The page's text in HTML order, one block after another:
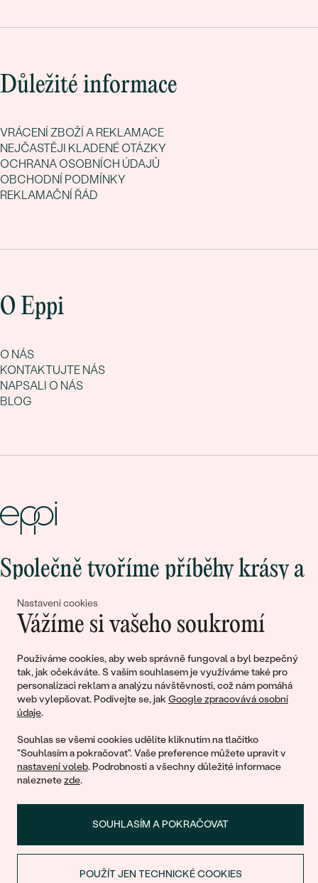
Nastavení cookies
Vážíme si vašeho soukromí
Používáme cookies, aby web správně fungoval a byl bezpečný
tak, jak očekáváte. S vaším souhlasem je využíváme také pro
personalizaci reklam a analýzu návštěvnosti, což nám pomáhá
web vylepšovat. Podívejte se, jak Google zpracovává osobní
údaje.
Souhlas se všemi cookies udělíte kliknutím na tlačítko
"Souhlasím a pokračovat". Vaše preference můžete upravit v
nastavení voleb. Podrobnosti a všechny důležité informace
naleznetezde.
SOUHLASÍM A POKRAČOVAT
POUŽÍT JEN TECHNICKÉ COOKIES
Důležité informace
VRÁCENÍ ZBOŽÍ A REKLAMACE
NEJČASTĚJI KLADENÉ OTÁZKY
OCHRANA OSOBNÍCH ÚDAJŮ
OBCHODNÍ PODMÍNKY
REKLAMAČNÍ ŘÁD
O Eppi
O NÁS
KONTAKTUJTE NÁS
NAPSALI O NÁS
BLOG
Společně tvoříme příběhy krásy a
lásky
Připojte se k nám!
© 2011 - 2026, Eppi.cz